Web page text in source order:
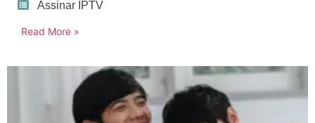
Assinar IPTV
Read More »